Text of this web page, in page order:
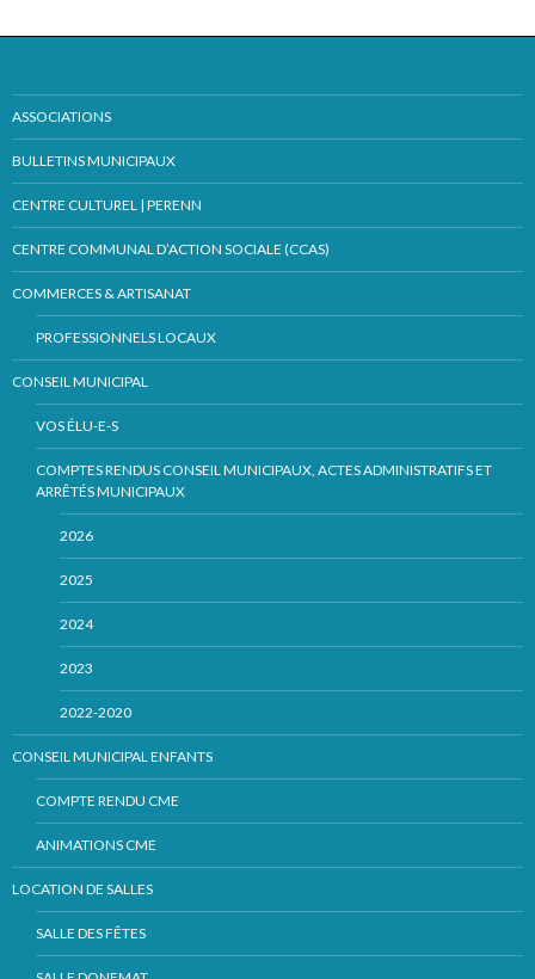
ASSOCIATIONS
BULLETINS MUNICIPAUX
CENTRE CULTUREL | PERENN
CENTRE COMMUNAL D’ACTION SOCIALE (CCAS)
COMMERCES & ARTISANAT
PROFESSIONNELS LOCAUX
CONSEIL MUNICIPAL
VOS ÉLU-E-S
COMPTES RENDUS CONSEIL MUNICIPAUX, ACTES ADMINISTRATIFS ET
ARRÊTÉS MUNICIPAUX
2026
2025
2024
2023
2022-2020
CONSEIL MUNICIPAL ENFANTS
COMPTE RENDU CME
ANIMATIONS CME
LOCATION DE SALLES
SALLE DES FÊTES